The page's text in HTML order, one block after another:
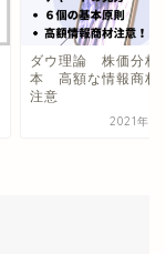
ダウ理論 株価分析
本 高額な情報商材
注意
2021年6